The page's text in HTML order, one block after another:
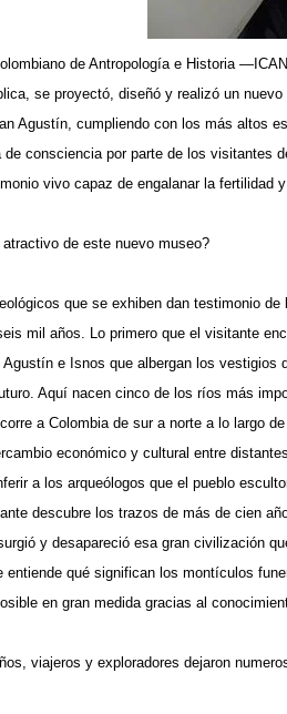
de Antropología e Historia
se proyectó, diseñó y realizó un
Agustín, cumpliendo con los más altos
de consciencia por parte de los visitantes
vivo capaz de engalanar la fertilidad
de este nuevo museo?
que se exhiben dan testimonio
mil años. Lo primero que el visitante
e Isnos que albergan los vestigios
Aquí nacen cinco de los ríos más
a Colombia de sur a norte a lo largo
económico y cultural entre
a los arqueólogos que el pueblo
descubre los trazos de más de cien
y desapareció esa gran civilización
entiende qué significan los montículos
en gran medida gracias al
viajeros y exploradores dejaron